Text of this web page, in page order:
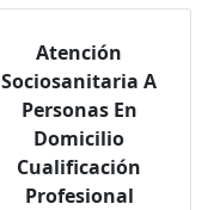
Atención
Sociosanitaria A
Personas En
Domicilio
Cualificación
Profesional